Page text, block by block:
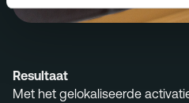
Resultaat
Met het gelokaliseerde